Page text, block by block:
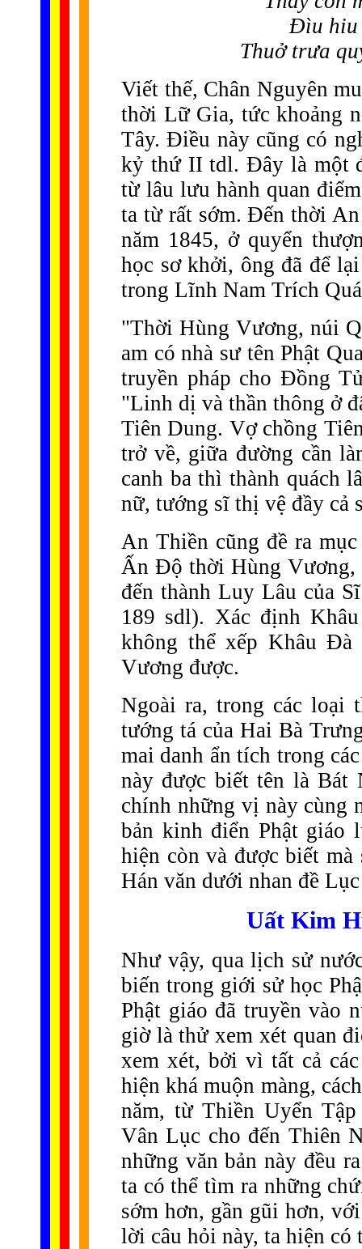
Đìu hiu
Thuở trưa
Viết thế, Chân Nguyên
thời Lữ Gia, tức khoảng
Tây. Điều này cũng có
kỷ thứ II tdl. Đây là một
từ lâu lưu hành quan
ta từ rất sớm. Đến thời
năm 1845, ở quyển
học sơ khởi, ông đã để
trong Lĩnh Nam Trích
"Thời Hùng Vương, núi
am có nhà sư tên Phật
truyền pháp cho Đồng
"Linh dị và thần thông ở
Tiên Dung. Vợ chồng
trở về, giữa đường cần
canh ba thì thành quách
nữ, tướng sĩ thị vệ đầy cả
An Thiền cũng đề ra
Ấn Độ thời Hùng Vương,
đến thành Luy Lâu của
189 sdl). Xác định
không thể xếp Khâu
Vương được.
Ngoài ra, trong các loại
tướng tá của Hai Bà
mai danh ẩn tích trong
này được biết tên là Bát
chính những vị này cùng
bản kinh điển Phật giáo
hiện còn và được biết
Hán văn dưới nhan đề
Uất Kim
Như vậy, qua lịch sử
biến trong giới sử học
Phật giáo đã truyền vào
giờ là thử xem xét quan
xem xét, bởi vì tất cả
hiện khá muộn màng,
năm, từ Thiền Uyển
Vân Lục cho đến Thiên
những văn bản này đều
ta có thể tìm ra những
sớm hơn, gần gũi hơn,
lời câu hỏi này, ta hiện